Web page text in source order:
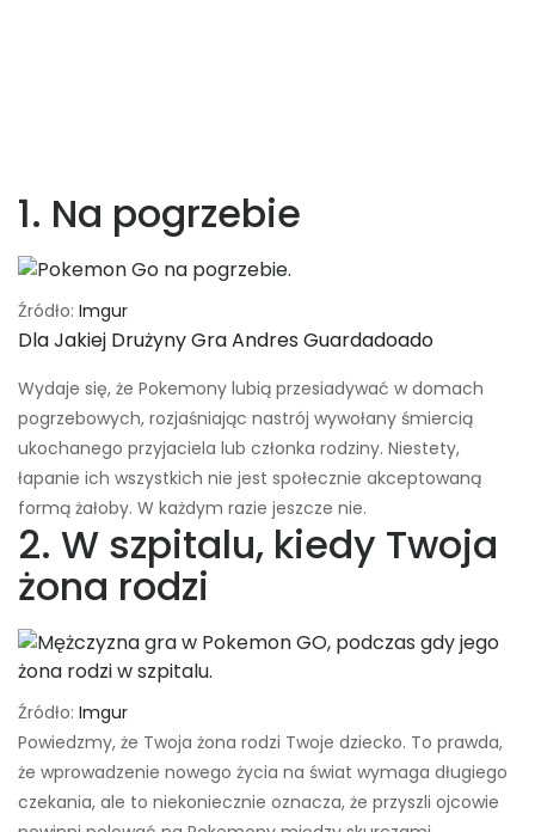
1. Na pogrzebie
Źródło: Imgur
Dla Jakiej Drużyny Gra Andres Guardadoado
Wydaje się, że Pokemony lubią przesiadywać w domach
pogrzebowych, rozjaśniając nastrój wywołany śmiercią
ukochanego przyjaciela lub członka rodziny. Niestety,
łapanie ich wszystkich nie jest społecznie akceptowaną
formą żałoby. W każdym razie jeszcze nie.
2. W szpitalu, kiedy Twoja
żona rodzi
Źródło: Imgur
Powiedzmy, że Twoja żona rodzi Twoje dziecko. To prawda,
że ​​wprowadzenie nowego życia na świat wymaga długiego
czekania, ale to niekoniecznie oznacza, że ​​przyszli ojcowie